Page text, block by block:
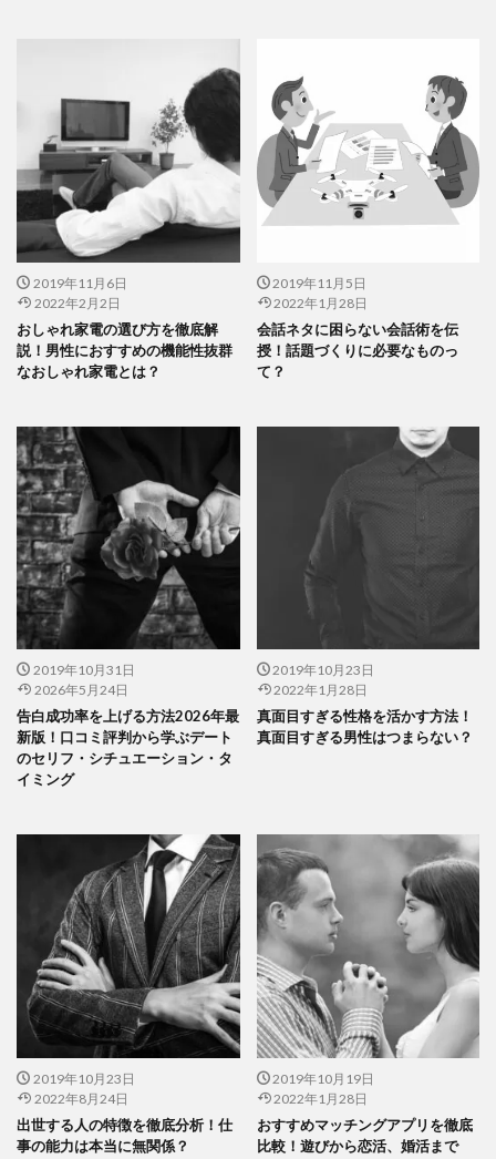
2019年11月6日
2022年2月2日
おしゃれ家電の選び方を徹底解
説！男性におすすめの機能性抜群
なおしゃれ家電とは？
2019年11月5日
2022年1月28日
会話ネタに困らない会話術を伝
授！話題づくりに必要なものっ
て？
2019年10月31日
2026年5月24日
告白成功率を上げる方法2026年最
新版！口コミ評判から学ぶデート
のセリフ・シチュエーション・タ
イミング
2019年10月23日
2022年1月28日
真面目すぎる性格を活かす方法！
真面目すぎる男性はつまらない？
2019年10月23日
2022年8月24日
出世する人の特徴を徹底分析！仕
事の能力は本当に無関係？
2019年10月19日
2022年1月28日
おすすめマッチングアプリを徹底
比較！遊びから恋活、婚活まで